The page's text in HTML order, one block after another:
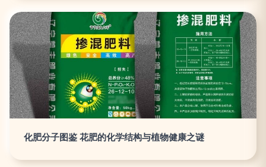
化肥分子图鉴 花肥的化学结构与植物健康之谜